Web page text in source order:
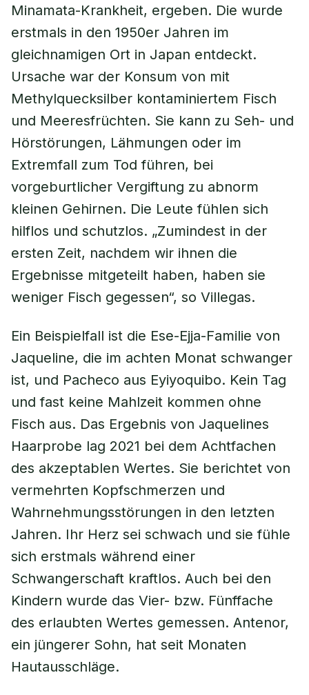
Minamata-Krankheit, ergeben. Die wurde
erstmals in den 1950er Jahren im
gleichnamigen Ort in Japan entdeckt.
Ursache war der Konsum von mit
Methylquecksilber kontaminiertem Fisch
und Meeresfrüchten. Sie kann zu Seh- und
Hörstörungen, Lähmungen oder im
Extremfall zum Tod führen, bei
vorgeburtlicher Vergiftung zu abnorm
kleinen Gehirnen. Die Leute fühlen sich
hilflos und schutzlos. „Zumindest in der
ersten Zeit, nachdem wir ihnen die
Ergebnisse mitgeteilt haben, haben sie
weniger Fisch gegessen“, so Villegas.
Ein Beispielfall ist die Ese-Ejja-Familie von
Jaqueline, die im achten Monat schwanger
ist, und Pacheco aus Eyiyoquibo. Kein Tag
und fast keine Mahlzeit kommen ohne
Fisch aus. Das Ergebnis von Jaquelines
Haarprobe lag 2021 bei dem Achtfachen
des akzeptablen Wertes. Sie berichtet von
vermehrten Kopfschmerzen und
Wahrnehmungsstörungen in den letzten
Jahren. Ihr Herz sei schwach und sie fühle
sich erstmals während einer
Schwangerschaft kraftlos. Auch bei den
Kindern wurde das Vier- bzw. Fünffache
des erlaubten Wertes gemessen. Antenor,
ein jüngerer Sohn, hat seit Monaten
Hautausschläge.